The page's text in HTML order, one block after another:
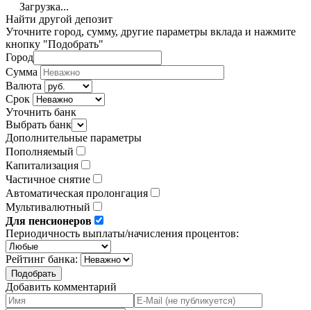
Загрузка...
Найти другой депозит
Уточните город, сумму, другие параметры вклада и нажмите
кнопку "Подобрать"
Город
Сумма
Валюта
Срок
Уточнить банк
Выбрать банк
Дополнительные параметры
Пополняемый
Капитализация
Частичное снятие
Автоматическая пролонгация
Мультивалютный
Для пенсионеров
Периодичность выплаты/начисления процентов:
Рейтинг банка:
Добавить комментарий